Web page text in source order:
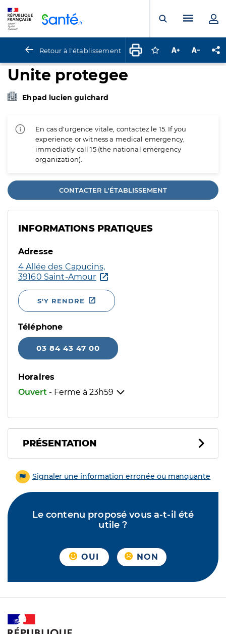
Ouvrir laMenu
Retour à l'établissement Connectez-vous
Augmenter la
Unite protegee
Ehpad lucien guichard
En cas d'urgence vitale, contactez le 15. If you
experience or witness a medical emergency,
immediatly call 15 (the national emergency
organization).
CONTACTER L'ÉTABLISSEMENT
INFORMATIONS PRATIQUES
Adresse
4 Allée des Capucins,
39160 Saint-Amour
S'Y RENDRE
Téléphone
03 84 43 47 00
Horaires
Ouvert - Ferme à 23h59
PRÉSENTATION
Signaler une information erronée ou manquante
Le contenu proposé vous a-t-il été
utile ?
OUI NON